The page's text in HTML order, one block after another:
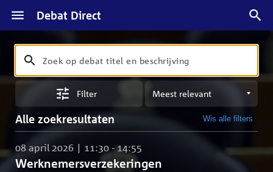
Debat Direct
Zoeken
Zoek
op
en
beschrijving
Filter
Sorteren
op
meest
Alle zoekresultaten Wis alle filters
Werknemersverzekeringen
08 april 2026 | 11:30 - 14:55